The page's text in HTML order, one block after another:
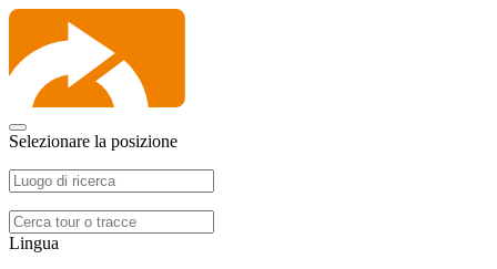
Selezionare la posizione
Lingua